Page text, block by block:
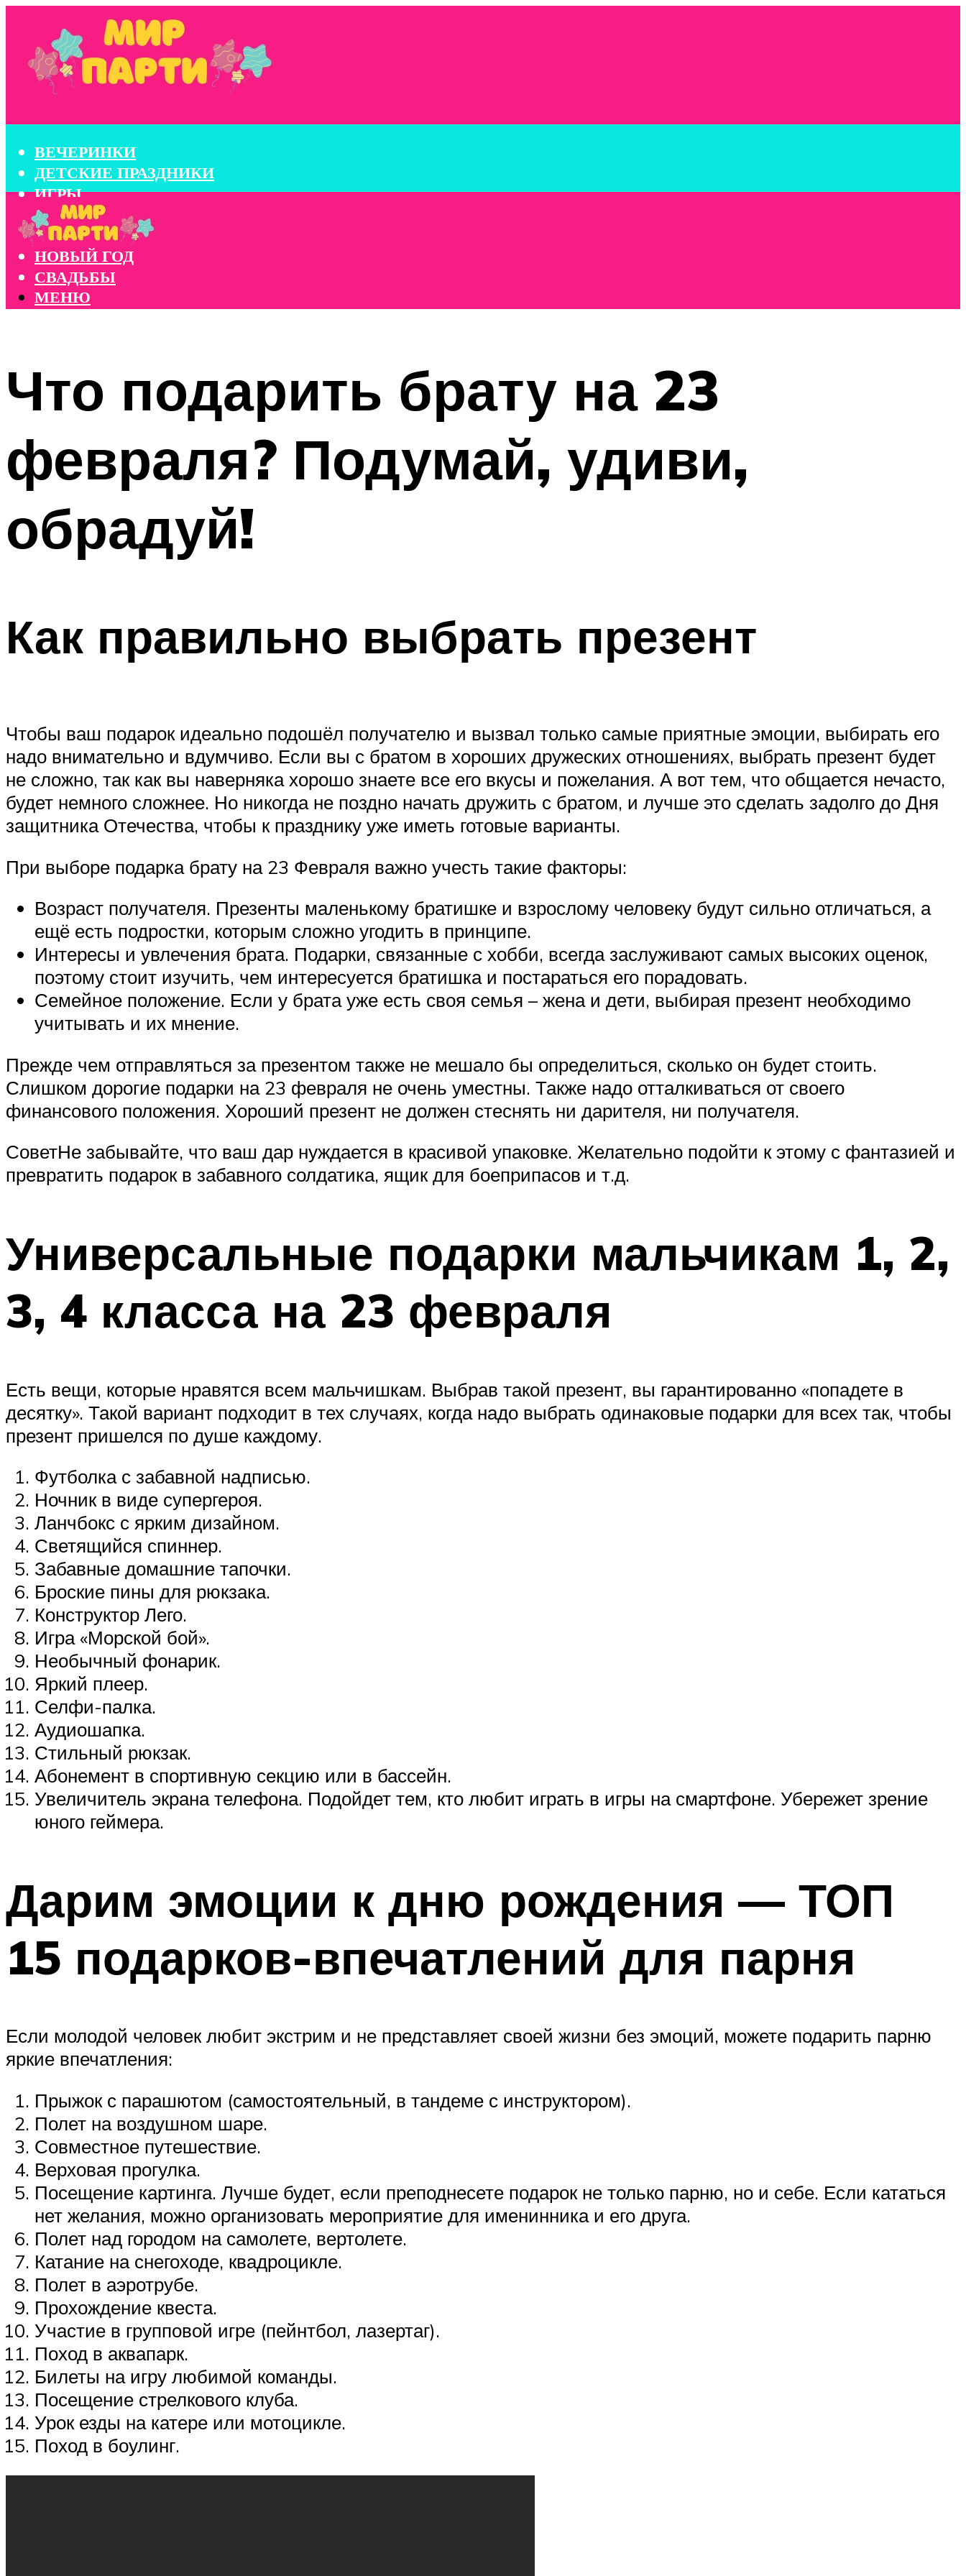
ВЕЧЕРИНКИ
ДЕТСКИЕ ПРАЗДНИКИ
ИГРЫ
КОНКУРСЫ
КОРПОРАТИВЫ
НОВЫЙ ГОД
СВАДЬБЫ
МЕНЮ
Что подарить брату на 23
февраля? Подумай, удиви,
обрадуй!
Как правильно выбрать презент
Чтобы ваш подарок идеально подошёл получателю и вызвал только самые приятные эмоции, выбирать его
надо внимательно и вдумчиво. Если вы с братом в хороших дружеских отношениях, выбрать презент будет
не сложно, так как вы наверняка хорошо знаете все его вкусы и пожелания. А вот тем, что общается нечасто,
будет немного сложнее. Но никогда не поздно начать дружить с братом, и лучше это сделать задолго до Дня
защитника Отечества, чтобы к празднику уже иметь готовые варианты.
При выборе подарка брату на 23 Февраля важно учесть такие факторы:
Возраст получателя. Презенты маленькому братишке и взрослому человеку будут сильно отличаться, а
ещё есть подростки, которым сложно угодить в принципе.
Интересы и увлечения брата. Подарки, связанные с хобби, всегда заслуживают самых высоких оценок,
поэтому стоит изучить, чем интересуется братишка и постараться его порадовать.
Семейное положение. Если у брата уже есть своя семья – жена и дети, выбирая презент необходимо
учитывать и их мнение.
Прежде чем отправляться за презентом также не мешало бы определиться, сколько он будет стоить.
Слишком дорогие подарки на 23 февраля не очень уместны. Также надо отталкиваться от своего
финансового положения. Хороший презент не должен стеснять ни дарителя, ни получателя.
СоветНе забывайте, что ваш дар нуждается в красивой упаковке. Желательно подойти к этому с фантазией и
превратить подарок в забавного солдатика, ящик для боеприпасов и т.д.
Универсальные подарки мальчикам 1, 2,
3, 4 класса на 23 февраля
Есть вещи, которые нравятся всем мальчишкам. Выбрав такой презент, вы гарантированно «попадете в
десятку». Такой вариант подходит в тех случаях, когда надо выбрать одинаковые подарки для всех так, чтобы
презент пришелся по душе каждому.
Футболка с забавной надписью.
Ночник в виде супергероя.
Ланчбокс с ярким дизайном.
Светящийся спиннер.
Забавные домашние тапочки.
Броские пины для рюкзака.
Конструктор Лего.
Игра «Морской бой».
Необычный фонарик.
Яркий плеер.
Селфи-палка.
Аудиошапка.
Стильный рюкзак.
Абонемент в спортивную секцию или в бассейн.
Увеличитель экрана телефона. Подойдет тем, кто любит играть в игры на смартфоне. Убережет зрение
юного геймера.
Дарим эмоции к дню рождения — ТОП
15 подарков-впечатлений для парня
Если молодой человек любит экстрим и не представляет своей жизни без эмоций, можете подарить парню
яркие впечатления:
Прыжок с парашютом (самостоятельный, в тандеме с инструктором).
Полет на воздушном шаре.
Совместное путешествие.
Верховая прогулка.
Посещение картинга. Лучше будет, если преподнесете подарок не только парню, но и себе. Если кататься
нет желания, можно организовать мероприятие для именинника и его друга.
Полет над городом на самолете, вертолете.
Катание на снегоходе, квадроцикле.
Полет в аэротрубе.
Прохождение квеста.
Участие в групповой игре (пейнтбол, лазертаг).
Поход в аквапарк.
Билеты на игру любимой команды.
Посещение стрелкового клуба.
Урок езды на катере или мотоцикле.
Поход в боулинг.